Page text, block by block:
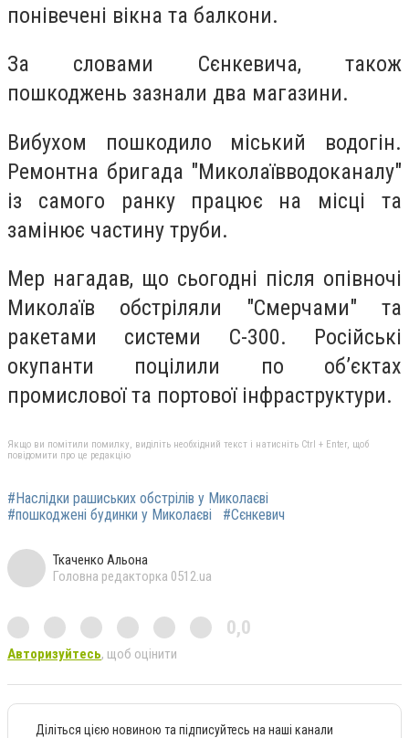
понівечені вікна та балкони.
За словами Сєнкевича, також
пошкоджень зазнали два магазини.
Вибухом пошкодило міський водогін.
Ремонтна бригада "Миколаївводоканалу"
із самого ранку працює на місці та
замінює частину труби.
Мер нагадав, що сьогодні після опівночі
Миколаїв обстріляли "Смерчами" та
ракетами системи С-300. Російські
окупанти поцілили по об’єктах
промислової та портової інфраструктури.
Якщо ви помітили помилку, виділіть необхідний текст і натисніть Ctrl + Enter, щоб
повідомити про це редакцію
#Наслідки рашиських обстрілів у Миколаєві
#пошкоджені будинки у Миколаєві
#Сєнкевич
Ткаченко Альона
Головна редакторка 0512.ua
0,0
Авторизуйтесь, щоб оцінити
Діліться цією новиною та підписуйтесь на наші канали